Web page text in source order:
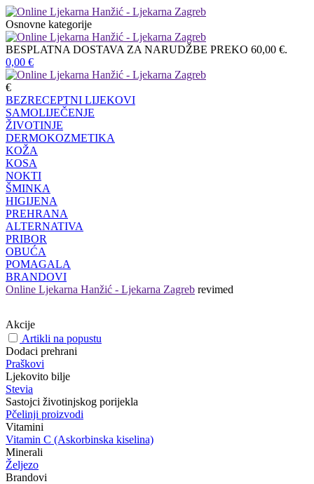
Osnovne kategorije
BESPLATNA DOSTAVA ZA NARUDŽBE PREKO 60,00 €.
0,00 €
€
BEZRECEPTNI LIJEKOVI
SAMOLIJEČENJE
ŽIVOTINJE
DERMOKOZMETIKA
KOŽA
KOSA
NOKTI
ŠMINKA
HIGIJENA
PREHRANA
ALTERNATIVA
PRIBOR
OBUĆA
POMAGALA
BRANDOVI
Online Ljekarna Hanžić - Ljekarna Zagreb revimed
Akcije
Artikli na popustu
Dodaci prehrani
Praškovi
Ljekovito bilje
Stevia
Sastojci životinjskog porijekla
Pčelinji proizvodi
Vitamini
Vitamin C (Askorbinska kiselina)
Minerali
Željezo
Brandovi